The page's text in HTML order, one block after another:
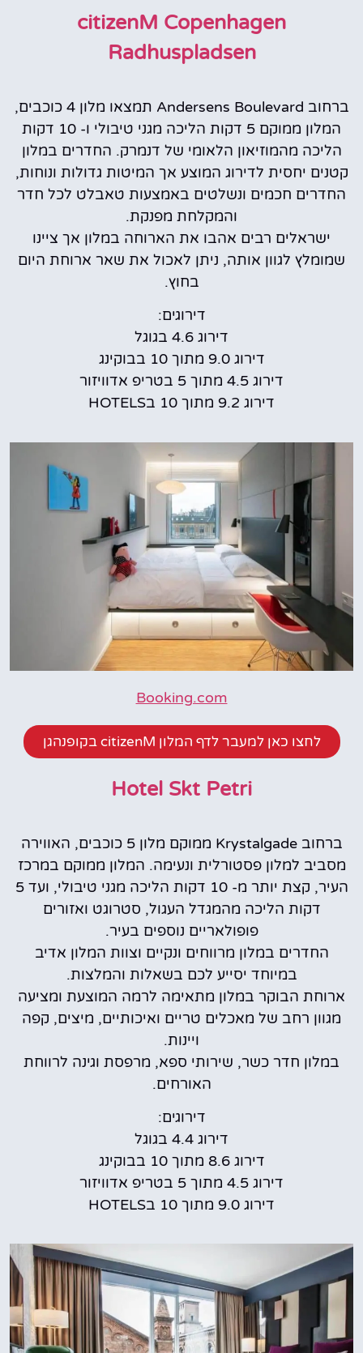
citizenM Copenhagen
Radhuspladsen
ברחוב Andersens Boulevard תמצאו מלון 4 כוכבים,
המלון ממוקם 5 דקות הליכה מגני טיבולי ו- 10 דקות
הליכה מהמוזיאון הלאומי של דנמרק. החדרים במלון
קטנים יחסית לדירוג המוצע אך המיטות גדולות ונוחות,
החדרים חכמים ונשלטים באמצעות טאבלט לכל חדר
והמקלחת מפנקת.
ישראלים רבים אהבו את הארוחה במלון אך ציינו
שמומלץ לגוון אותה, ניתן לאכול את שאר ארוחת היום
בחוץ.
דירוגים:
דירוג 4.6 בגוגל
דירוג 9.0 מתוך 10 בבוקינג
דירוג 4.5 מתוך 5 בטריפ אדוויזור
דירוג 9.2 מתוך 10 בHOTELS
Booking.com
לחצו כאן למעבר לדף המלון citizenM בקופנהגן
Hotel Skt Petri
ברחוב Krystalgade ממוקם מלון 5 כוכבים, האווירה
מסביב למלון פסטורלית ונעימה. המלון ממוקם במרכז
העיר, קצת יותר מ- 10 דקות הליכה מגני טיבולי, ועד 5
דקות הליכה מהמגדל העגול, סטרוגט ואזורים
פופולאריים נוספים בעיר.
החדרים במלון מרווחים ונקיים וצוות המלון אדיב
במיוחד יסייע לכם בשאלות והמלצות.
ארוחת הבוקר במלון מתאימה לרמה המוצעת ומציעה
מגוון רחב של מאכלים טריים ואיכותיים, מיצים, קפה
ויינות.
במלון חדר כשר, שירותי ספא, מרפסת וגינה לרווחת
האורחים.
דירוגים:
דירוג 4.4 בגוגל
דירוג 8.6 מתוך 10 בבוקינג
דירוג 4.5 מתוך 5 בטריפ אדוויזור
דירוג 9.0 מתוך 10 בHOTELS